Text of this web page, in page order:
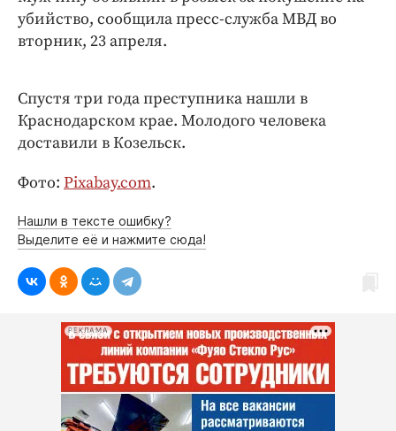
Бренд года
Работодатель года
убийство, сообщила пресс-служба МВД во
вторник, 23 апреля.
Спустя три года преступника нашли в
Краснодарском крае. Молодого человека
доставили в Козельск.
Фото: Pixabay.com.
Нашли в тексте ошибку?
Выделите её и нажмите сюда!
РЕКЛАМА